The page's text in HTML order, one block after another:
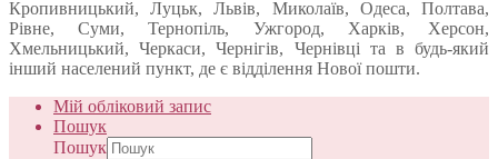
Кропивницький, Луцьк, Львів, Миколаїв, Одеса, Полтава,
Рівне, Суми, Тернопіль, Ужгород, Харків, Херсон,
Хмельницький, Черкаси, Чернігів, Чернівці та в будь-який
інший населений пункт, де є відділення Нової пошти.
Мій обліковий запис
Пошук
Пошук